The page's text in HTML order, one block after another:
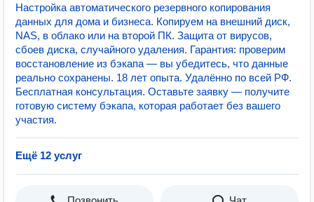
Настройка автоматического резервного копирования
данных для дома и бизнеса. Копируем на внешний диск,
NAS, в облако или на второй ПК. Защита от вирусов,
сбоев диска, случайного удаления. Гарантия: проверим
восстановление из бэкапа — вы убедитесь, что данные
реально сохранены. 18 лет опыта. Удалённо по всей РФ.
Бесплатная консультация. Оставьте заявку — получите
готовую систему бэкапа, которая работает без вашего
участия.
Ещё 12 услуг